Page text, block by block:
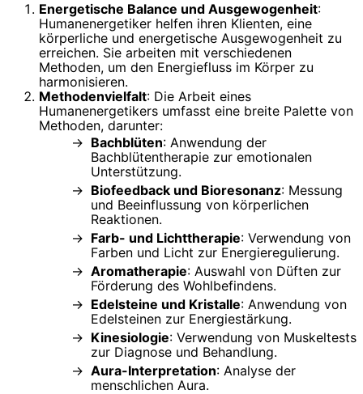
Energetische Balance und Ausgewogenheit:
Humanenergetiker helfen ihren Klienten, eine
körperliche und energetische Ausgewogenheit zu
erreichen. Sie arbeiten mit verschiedenen
Methoden, um den Energiefluss im Körper zu
harmonisieren.
Methodenvielfalt: Die Arbeit eines
Humanenergetikers umfasst eine breite Palette von
Methoden, darunter:
Bachblüten: Anwendung der
Bachblütentherapie zur emotionalen
Unterstützung.
Biofeedback und Bioresonanz: Messung
und Beeinflussung von körperlichen
Reaktionen.
Farb- und Lichttherapie: Verwendung von
Farben und Licht zur Energieregulierung.
Aromatherapie: Auswahl von Düften zur
Förderung des Wohlbefindens.
Edelsteine und Kristalle: Anwendung von
Edelsteinen zur Energiestärkung.
Kinesiologie: Verwendung von Muskeltests
zur Diagnose und Behandlung.
Aura-Interpretation: Analyse der
menschlichen Aura.